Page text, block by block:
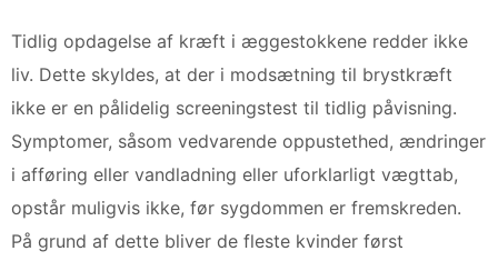
Tidlig opdagelse af kræft i æggestokkene redder ikke
liv. Dette skyldes, at der i modsætning til brystkræft
ikke er en pålidelig screeningstest til tidlig påvisning.
Symptomer, såsom vedvarende oppustethed, ændringer
i afføring eller vandladning eller uforklarligt vægttab,
opstår muligvis ikke, før sygdommen er fremskreden.
På grund af dette bliver de fleste kvinder først